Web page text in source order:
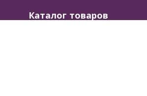
Каталог товаров